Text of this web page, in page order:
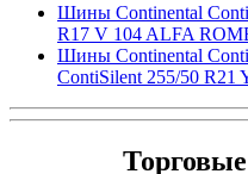
Шины Continental Conti
R17 V 104 ALFA
Шины Continental Conti
ContiSilent 255/50 R21